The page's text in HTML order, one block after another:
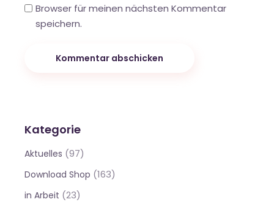
Browser für meinen nächsten Kommentar
speichern.
Kommentar abschicken
Kategorie
Aktuelles (97)
Download Shop (163)
in Arbeit (23)